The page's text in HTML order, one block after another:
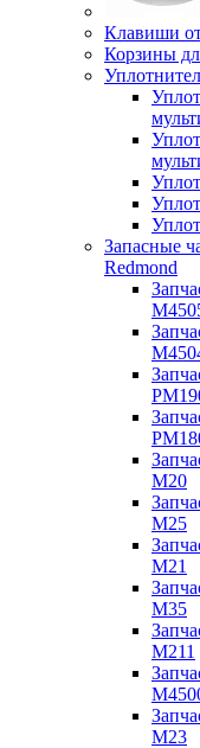
Клавиши
Корзины
Запасные
Redmond
M20
M25
M21
M35
M211
M23